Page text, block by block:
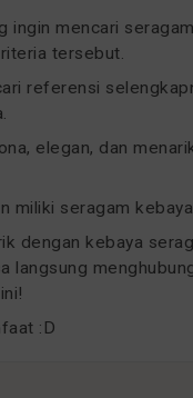
ingin mencari
tersebut.
referensi
elegan, dan
miliki seragam kebaya
dengan kebaya
langsung
:D